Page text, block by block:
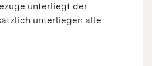
unterliegt der
unterliegen alle